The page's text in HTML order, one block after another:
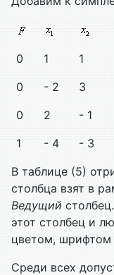
0 1 1
0
- 2 3
0
2 - 1
1
- 4 - 3
В таблице (5)
столбца взят в
Ведущий
этот столбец и
цветом, шрифтом
Среди всех